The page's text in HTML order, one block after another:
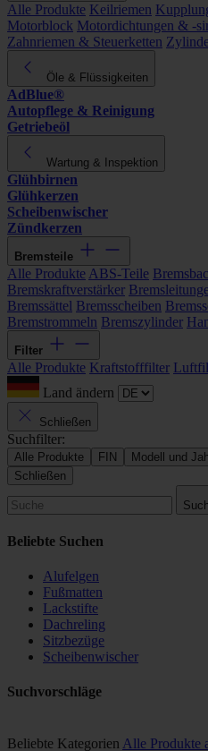
Alle Produkte Keilriemen
Motorblock Motordichtungen & -
Zahnriemen & Steuerketten
Öle & Flüssigkeiten
AdBlue®
Autopflege & Reinigung
Getriebeöl
Wartung & Inspektion
Glühbirnen
Glühkerzen
Scheibenwischer
Zündkerzen
Bremsteile
Alle Produkte ABS-Teile
Bremskraftverstärker
Bremssättel Bremsscheiben
Bremstrommeln Bremszylinder
Filter
Alle Produkte Kraftstofffilter
Land ändern
Schließen
Suchfilter:
Alle Produkte FIN
Modell und
Schließen
Beliebte Suchen
Alufelgen
Fußmatten
Lackstifte
Dachreling
Sitzbezüge
Scheibenwischer
Suchvorschläge
Beliebte Kategorien Alle Produkte